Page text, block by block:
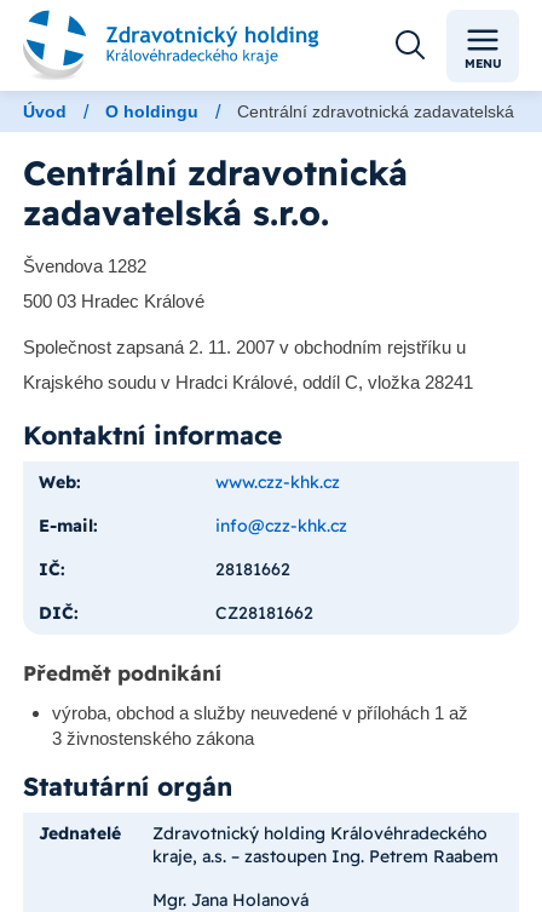
MENU
Úvod / O holdingu / Centrální zdravotnická zadavatelská
Centrální zdravotnická
zadavatelská s.r.o.
Švendova 1282
500 03 Hradec Králové
Společnost zapsaná 2. 11. 2007 v obchodním rejstříku u
Krajského soudu v Hradci Králové, oddíl C, vložka 28241
Kontaktní informace
Web:
www.czz-khk.cz
E-mail:
info@czz-khk.cz
IČ:
28181662
DIČ:
CZ28181662
Předmět podnikání
výroba, obchod a služby neuvedené v přílohách 1 až
3 živnostenské­ho zákona
Statutární orgán
Jednatelé
Zdravotnický holding Královéhradeckého
kraje, a.s. – zastoupen Ing. Petrem Raabem
Mgr. Jana Holanová